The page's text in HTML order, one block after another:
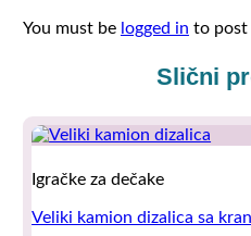
You must be logged in to post
Slični
Igračke za dečake
Veliki kamion dizalica sa